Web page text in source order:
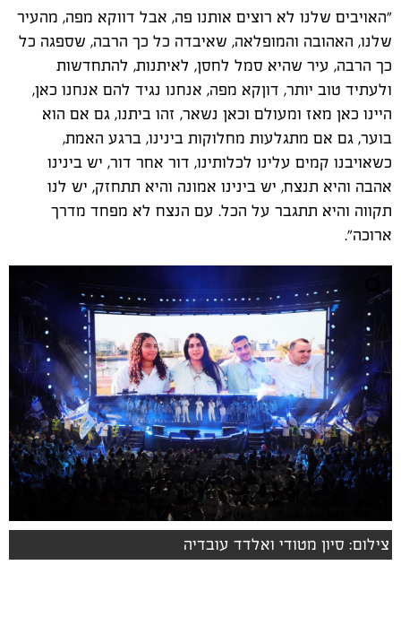
"האויבים שלנו לא רוצים אותנו פה, אבל דווקא מפה, מהעיר
שלנו, האהובה והמופלאה, שאיבדה כל כך הרבה, שספגה כל
כך הרבה, עיר שהיא סמל לחסן, לאיתנות, להתחדשות
ולעתיד טוב יותר, דוןקא מפה, אנחנו נגיד להם אנחנו כאן,
היינו כאן מאז ומעולם וכאן נשאר, זהו ביתנו, גם אם הוא
בוער, גם אם מתגלעות מחלוקות בינינו, ברגע האמת,
כשאויבנו קמים עלינו לכלותינו, דור אחר דור, יש בינינו
אהבה והיא תנצח, יש בינינו אמונה והיא תתחזק, יש לנו
תקווה והיא תתגבר על הכל. עם הנצח לא מפחד מדרך
ארוכה".
צילום: סיון מטודי ואלדד עובדיה